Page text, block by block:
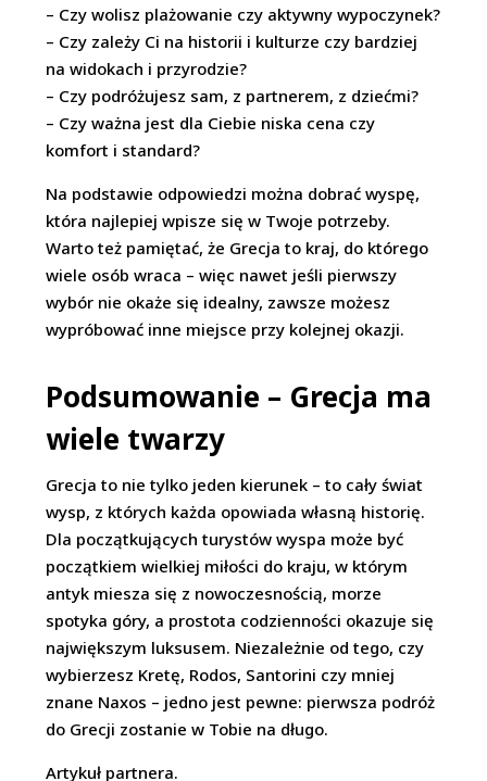
– Czy wolisz plażowanie czy aktywny wypoczynek?
– Czy zależy Ci na historii i kulturze czy bardziej
na widokach i przyrodzie?
– Czy podróżujesz sam, z partnerem, z dziećmi?
– Czy ważna jest dla Ciebie niska cena czy
komfort i standard?
Na podstawie odpowiedzi można dobrać wyspę,
która najlepiej wpisze się w Twoje potrzeby.
Warto też pamiętać, że Grecja to kraj, do którego
wiele osób wraca – więc nawet jeśli pierwszy
wybór nie okaże się idealny, zawsze możesz
wypróbować inne miejsce przy kolejnej okazji.
Podsumowanie – Grecja ma
wiele twarzy
Grecja to nie tylko jeden kierunek – to cały świat
wysp, z których każda opowiada własną historię.
Dla początkujących turystów wyspa może być
początkiem wielkiej miłości do kraju, w którym
antyk miesza się z nowoczesnością, morze
spotyka góry, a prostota codzienności okazuje się
największym luksusem. Niezależnie od tego, czy
wybierzesz Kretę, Rodos, Santorini czy mniej
znane Naxos – jedno jest pewne: pierwsza podróż
do Grecji zostanie w Tobie na długo.
Artykuł partnera.